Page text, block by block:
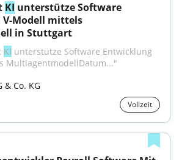
KI unterstütze Software
Modell mittels
in Stuttgart
KI unterstütze Software Entwicklung
MultiagentmodellDatum..."
& Co. KG
Vollzeit